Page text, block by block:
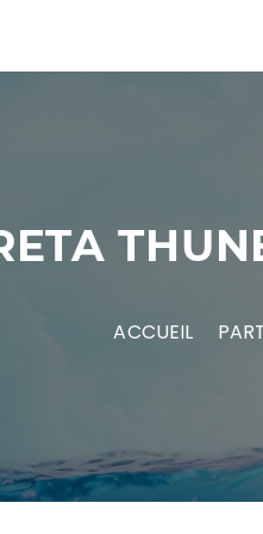
ACCUEIL